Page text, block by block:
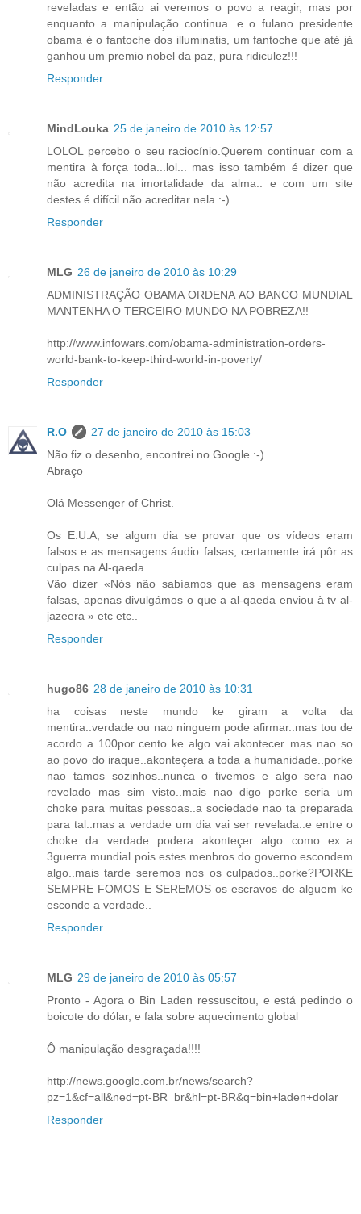
reveladas e então ai veremos o povo a reagir, mas por
enquanto a manipulação continua. e o fulano presidente
obama é o fantoche dos illuminatis, um fantoche que até já
ganhou um premio nobel da paz, pura ridiculez!!!
Responder
MindLouka 25 de janeiro de 2010 às 12:57
LOLOL percebo o seu raciocínio.Querem continuar com a
mentira à força toda...lol... mas isso também é dizer que
não acredita na imortalidade da alma.. e com um site
destes é difícil não acreditar nela :-)
Responder
MLG 26 de janeiro de 2010 às 10:29
ADMINISTRAÇÃO OBAMA ORDENA AO BANCO MUNDIAL
MANTENHA O TERCEIRO MUNDO NA POBREZA!!
http://www.infowars.com/obama-administration-orders-
world-bank-to-keep-third-world-in-poverty/
Responder
R.O
27 de janeiro de 2010 às 15:03
Não fiz o desenho, encontrei no Google :-)
Abraço
Olá Messenger of Christ.
Os E.U.A, se algum dia se provar que os vídeos eram
falsos e as mensagens áudio falsas, certamente irá pôr as
culpas na Al-qaeda.
Vão dizer «Nós não sabíamos que as mensagens eram
falsas, apenas divulgámos o que a al-qaeda enviou à tv al-
jazeera » etc etc..
Responder
hugo86 28 de janeiro de 2010 às 10:31
ha coisas neste mundo ke giram a volta da
mentira..verdade ou nao ninguem pode afirmar..mas tou de
acordo a 100por cento ke algo vai akontecer..mas nao so
ao povo do iraque..akonteçera a toda a humanidade..porke
nao tamos sozinhos..nunca o tivemos e algo sera nao
revelado mas sim visto..mais nao digo porke seria um
choke para muitas pessoas..a sociedade nao ta preparada
para tal..mas a verdade um dia vai ser revelada..e entre o
choke da verdade podera akonteçer algo como ex..a
3guerra mundial pois estes menbros do governo escondem
algo..mais tarde seremos nos os culpados..porke?PORKE
SEMPRE FOMOS E SEREMOS os escravos de alguem ke
esconde a verdade..
Responder
MLG 29 de janeiro de 2010 às 05:57
Pronto - Agora o Bin Laden ressuscitou, e está pedindo o
boicote do dólar, e fala sobre aquecimento global
Ô manipulação desgraçada!!!!
http://news.google.com.br/news/search?
pz=1&cf=all&ned=pt-BR_br&hl=pt-BR&q=bin+laden+dolar
Responder